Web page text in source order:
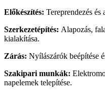
Előkészítés: Tereprendezés és
Szerkezetépítés: Alapozás,
kialakítása.
Zárás: Nyílászárók beépítése
Szakipari munkák:
napelemek telepítése.